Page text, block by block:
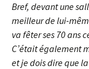
Bref, devant une
meilleur de lui-
va fêter ses 70 ans
C’était également
et je dois dire que